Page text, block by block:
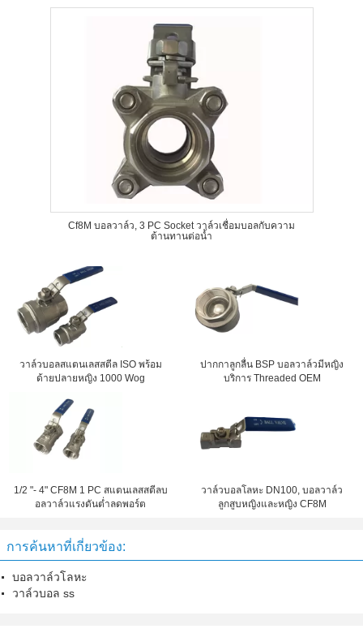
Cf8M บอลวาล์ว, 3 PC Socket วาล์วเชื่อมบอลกับความ
ต้านทานต่อน้ำ
วาล์วบอลสแตนเลสสตีล ISO พร้อม
ด้ายปลายหญิง 1000 Wog
ปากกาลูกลื่น BSP บอลวาล์วมีหญิง
บริการ Threaded OEM
1/2 "- 4" CF8M 1 PC สแตนเลสสตีลบ
อลวาล์วแรงดันต่ำลดพอร์ต
วาล์วบอลโลหะ DN100, บอลวาล์ว
ลูกสูบหญิงและหญิง CF8M
การค้นหาที่เกี่ยวข้อง:
บอลวาล์วโลหะ
วาล์วบอล ss